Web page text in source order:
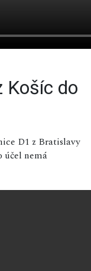
Košíc do
D1 z Bratislavy
účel nemá